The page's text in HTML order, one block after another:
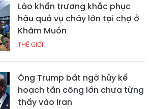
Lào khẩn trương khắc phục
hậu quả vụ cháy lớn tại chợ ở
Khăm Muồn
THẾ GIỚI
Ông Trump bất ngờ hủy kế
hoạch tấn công lớn chưa từng
thấy vào Iran